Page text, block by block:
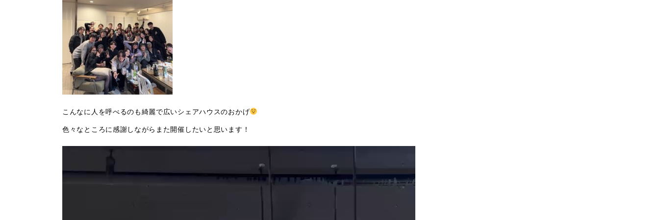
こんなに人を呼べるのも綺麗で広いシェアハウスのおかげ
色々なところに感謝しながらまた開催したいと思います！
画